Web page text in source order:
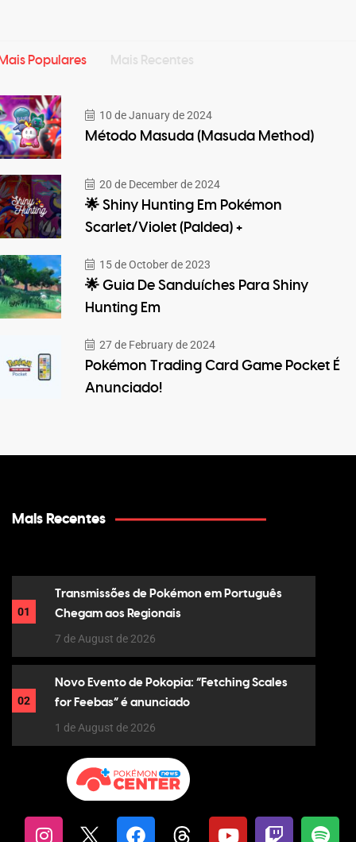
Populares Mais Recentes
10 de January de 2024
Método Masuda (Masuda Method)
20 de December de 2024
🌟 Shiny Hunting Em Pokémon
Scarlet/Violet (Paldea) +
15 de October de 2023
🌟 Guia De Sanduíches Para Shiny
Hunting Em
27 de February de 2024
Pokémon Trading Card Game Pocket É
Anunciado!
Mais Recentes
01
Transmissões de Pokémon em Português
Chegam aos Regionais
7 de August de 2026
02
Novo Evento de Pokopia: “Fetching Scales
for Feebas” é anunciado
1 de August de 2026